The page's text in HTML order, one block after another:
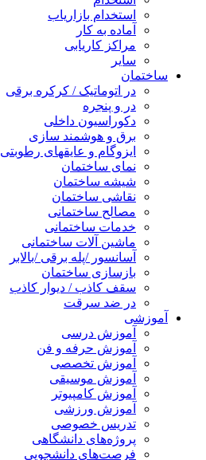
استخدام بازاریاب
آماده به کار
مراکز کاریابی
سایر
ساختمان
در اتوماتیک / کرکره برقی
در و پنجره
دکوراسیون داخلی
برق و هوشمند سازی
ایزوگام و عایقهای رطوبتی
نمای ساختمان
شیشه ساختمان
نقاشی ساختمان
مصالح ساختمانی
خدمات ساختمانی
ماشین آلات ساختمانی
آسانسور /پله برقی /بالابر
بازسازی ساختمان
سقف کاذب / دیوار کاذب
در ضد سرقت
آموزشی
آموزش درسی
آموزش حرفه و فن
آموزش تخصصی
آموزش موسیقی
آموزش کامپیوتر
آموزش ورزشی
تدریس خصوصی
پروژه‌های دانشگاهی
فرصت‌های دانشجویی